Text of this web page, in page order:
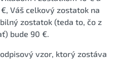
Váš celkový zostatok na
zostatok (teda to, čo z
bude 90 €.
vzor, ktorý zostáva